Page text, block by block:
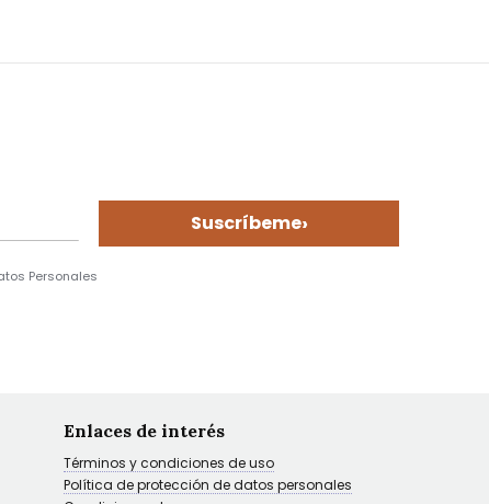
Suscríbeme›
Personales
Enlaces de interés
Términos y condiciones de uso
Política de protección de datos personales